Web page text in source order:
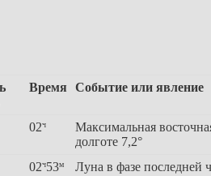
Время Событие или явление
02ч
Максимальная
долготе 7,2°
02ч53м
Луна в фазе последней